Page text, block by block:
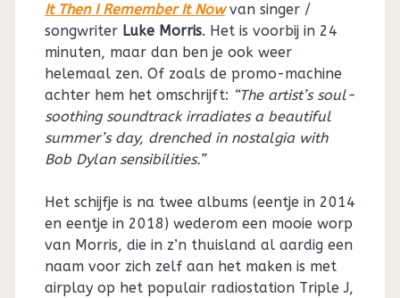
It Then I Remember It Nowvan singer /
songwriter Luke Morris. Het is voorbij in 24
minuten, maar dan ben je ook weer
helemaal zen. Of zoals de promo-machine
achter hem het omschrijft: “The artist’s soul-
soothing soundtrack irradiates a beautiful
summer’s day, drenched in nostalgia with
Bob Dylan sensibilities.”
Het schijfje is na twee albums (eentje in 2014
en eentje in 2018) wederom een mooie worp
van Morris, die in z’n thuisland al aardig een
naam voor zich zelf aan het maken is met
airplay op het populair radiostation Triple J,